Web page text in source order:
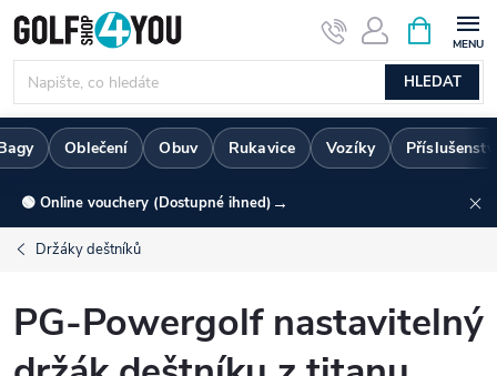
Přejít
na
obsah
HLEDAT
NÁKUPNÍ
KOŠÍK
Oblečení Obuv Rukavice Vozíky
🟢 Online vouchery (Dostupné ihned) →
Držáky deštníků
PG-Powergolf nastavitelný